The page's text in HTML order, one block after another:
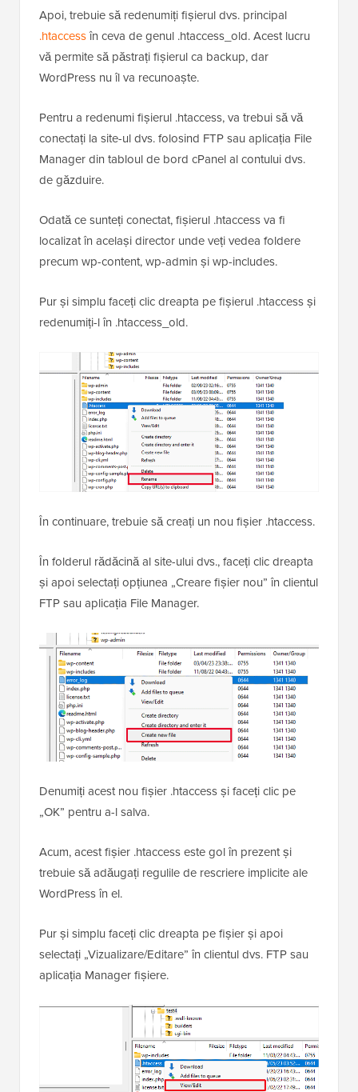
Apoi, trebuie să redenumiți fișierul dvs. principal
.htaccessîn ceva de genul .htaccess_old. Acest lucru
vă permite să păstrați fișierul ca backup, dar
WordPress nu îl va recunoaște.
Pentru a redenumi fișierul .htaccess, va trebui să vă
conectați la site-ul dvs. folosind FTP sau aplicația File
Manager din tabloul de bord cPanel al contului dvs.
de găzduire.
Odată ce sunteți conectat, fișierul .htaccess va fi
localizat în același director unde veți vedea foldere
precum wp-content, wp-admin și wp-includes.
Pur și simplu faceți clic dreapta pe fișierul .htaccess și
redenumiți-l în .htaccess_old.
În continuare, trebuie să creați un nou fișier .htaccess.
În folderul rădăcină al site-ului dvs., faceți clic dreapta
și apoi selectați opțiunea „Creare fișier nou” în clientul
FTP sau aplicația File Manager.
Denumiți acest nou fișier .htaccess și faceți clic pe
„OK” pentru a-l salva.
Acum, acest fișier .htaccess este gol în prezent și
trebuie să adăugați regulile de rescriere implicite ale
WordPress în el.
Pur și simplu faceți clic dreapta pe fișier și apoi
selectați „Vizualizare/Editare” în clientul dvs. FTP sau
aplicația Manager fișiere.